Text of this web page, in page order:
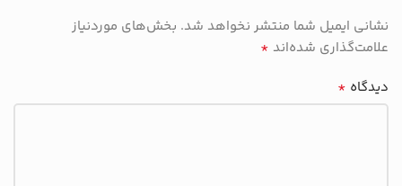
نشانی ایمیل شما منتشر نخواهد شد. بخش‌های موردنیاز
علامت‌گذاری شده‌اند *
دیدگاه *